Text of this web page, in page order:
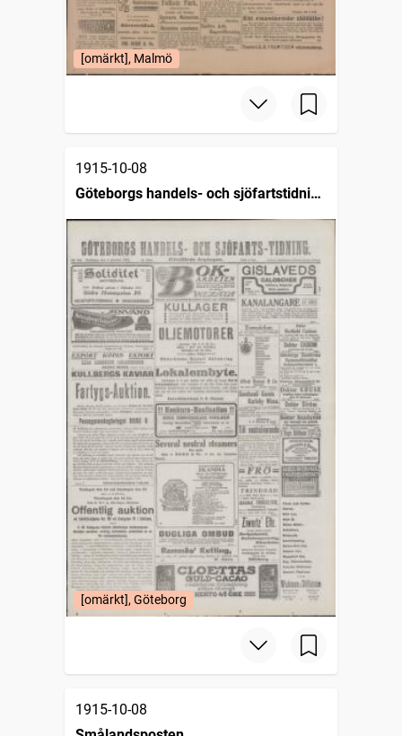
[omärkt], Malmö
1915-10-08
Göteborgs handels- och sjöfartstidning
(1832)
[omärkt], Göteborg
1915-10-08